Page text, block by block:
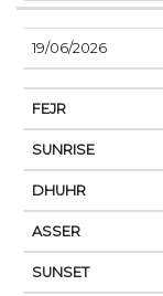
19/06/2026